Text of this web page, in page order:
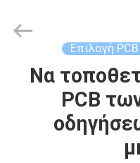
ΣΠΊΤΙ
ΠΡΟΪΌΝΤΑ
Enterprise
Management
Επιλογή
Να
PCB